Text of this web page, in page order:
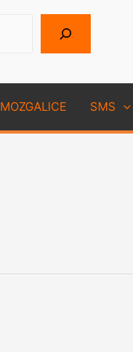
MOZGALICE SMS